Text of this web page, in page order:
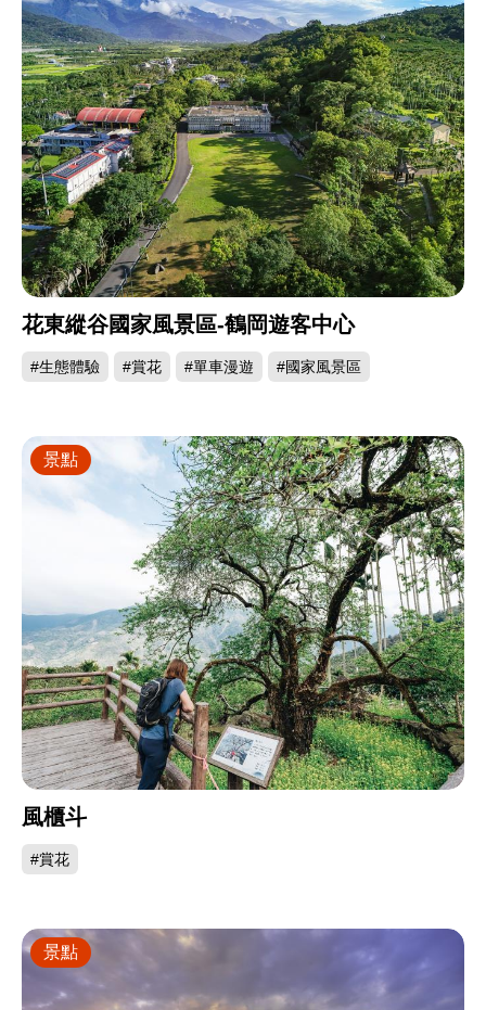
花東縱谷國家風景區-鶴岡遊客中心
#生態體驗 #賞花 #單車漫遊 #國家風景區
風櫃斗
#賞花
景點
景點